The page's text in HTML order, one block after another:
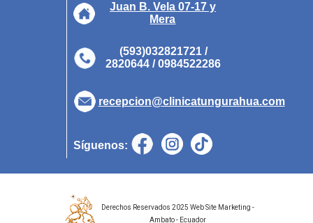
Juan B. Vela 07-17 y
Mera
(593)032821721 /
2820644 / 0984522286
recepcion@clinicatungurahua.com
Síguenos:
Derechos Reservados 2025 Web Site Marketing -
Ambato - Ecuador